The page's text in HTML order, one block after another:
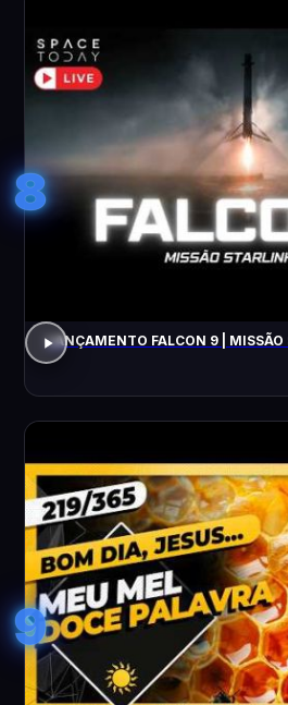
8
LANÇAMENTO FALCON 9 |
9